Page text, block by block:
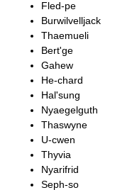
Fled-pe
Burwilvelljack
Thaemueli
Bert'ge
Gahew
He-chard
Hal'sung
Nyaegelguth
Thaswyne
U-cwen
Thyvia
Nyarifrid
Seph-so